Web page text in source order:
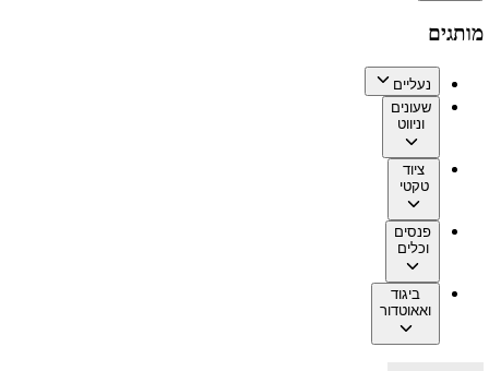
מותגים
נעליים
שעונים
וניווט
ציוד
טקטי
פנסים
וכלים
ביגוד
ואאוטדור